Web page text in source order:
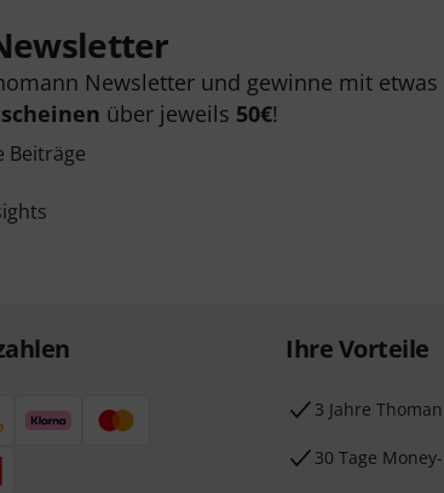
Newsletter und gewinne mit etwas
über jeweils 50€!
Beiträge
Ihre Vorteile
3 Jahre
30 Tage